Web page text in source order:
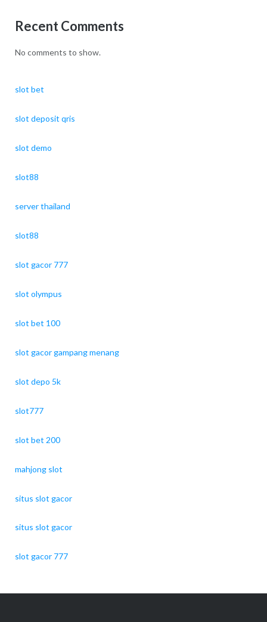
Recent Comments
No comments to show.
slot bet
slot deposit qris
slot demo
slot88
server thailand
slot88
slot gacor 777
slot olympus
slot bet 100
slot gacor gampang menang
slot depo 5k
slot777
slot bet 200
mahjong slot
situs slot gacor
situs slot gacor
slot gacor 777